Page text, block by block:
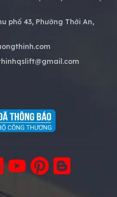
phố 43, Phường Thới An,